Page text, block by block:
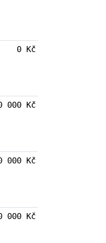
0 Kč
000 Kč
000 Kč
000 Kč